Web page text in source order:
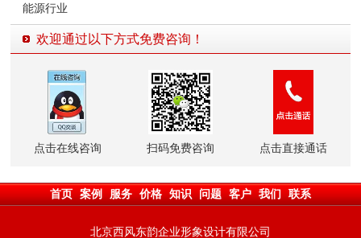
能源行业
欢迎通过以下方式免费咨询！
点击在线咨询 扫码免费咨询 点击直接通话
首页 案例 服务 价格 知识 问题 客户 我们 联系
北京西风东韵企业形象设计有限公司